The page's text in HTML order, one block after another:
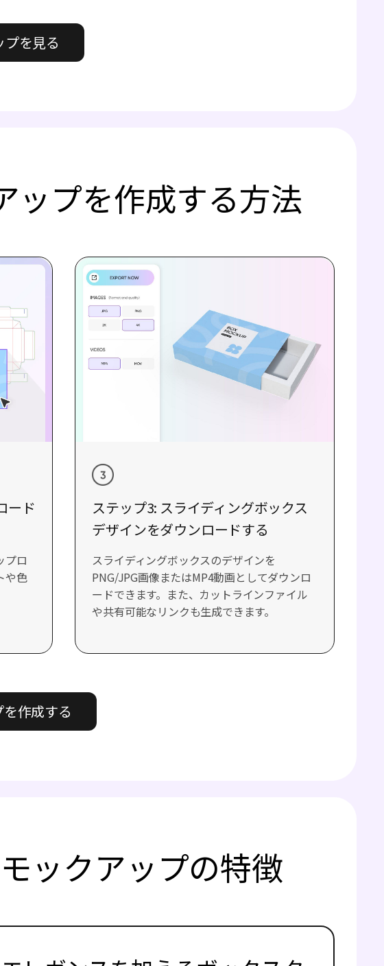
を見る
ップを作成する方法
ード
プロ
や色
ステップ3: スライディングボックス
デザインをダウンロードする
スライディングボックスのデザインを
PNG/JPG画像またはMP4動画としてダウンロ
ードできます。また、カットラインファイル
や共有可能なリンクも生成できます。
作成する
ックアップの特徴